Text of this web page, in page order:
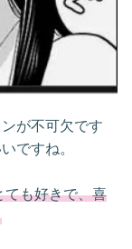
が不可欠です
ですね。
も好きで、喜